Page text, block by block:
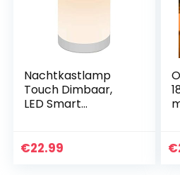
Nachtkastlamp
Touch Dimbaar,
LED Smart
Bureaulamp, USB
€22.99 €